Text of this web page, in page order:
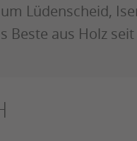
Lüdenscheid,
Beste aus Holz